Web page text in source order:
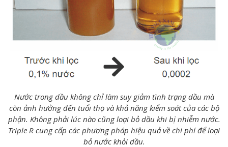
Nước trong dầu không chỉ làm suy giảm tình trạng dầu mà
còn ảnh hưởng đến tuổi thọ và khả năng kiểm soát của các bộ
phận. Không phải lúc nào cũng loại bỏ dầu khi bị nhiễm nước.
Triple R cung cấp các phương pháp hiệu quả về chi phí để loại
bỏ nước khỏi dầu.